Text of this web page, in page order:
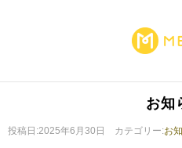
お知
投稿日:2025年6月30日 カテゴリー:お